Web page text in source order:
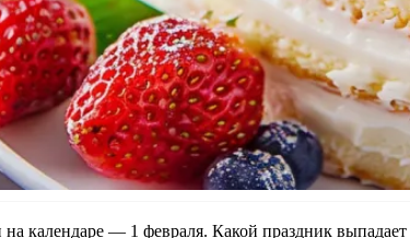
календаре — 1 февраля. Какой праздник выпадает